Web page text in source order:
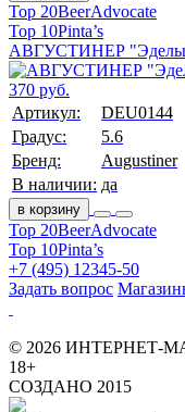
Top 20BeerAdvocate
Top 10Pinta’s
АВГУСТИНЕР
370 руб.
Артикул:
DEU0144
Градус:
5.6
Бренд:
Augustiner
В наличии: да
в корзину
Top 20BeerAdvocate
Top 10Pinta’s
+7 (495) 12345-50
Задать вопрос
© 2026 ИНТЕРНЕТ-
18+
СОЗДАНО 2015